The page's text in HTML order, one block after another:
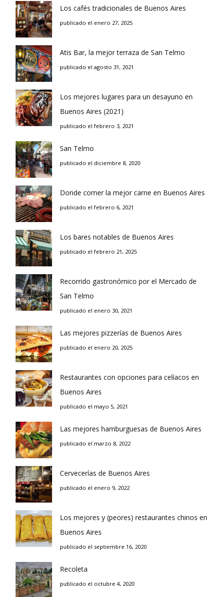
Los cafés tradicionales de Buenos Aires
publicado el enero 27, 2025
Atis Bar, la mejor terraza de San Telmo
publicado el agosto 31, 2021
Los mejores lugares para un desayuno en
Buenos Aires (2021)
publicado el febrero 3, 2021
San Telmo
publicado el diciembre 8, 2020
Donde comer la mejor carne en Buenos Aires
publicado el febrero 6, 2021
Los bares notables de Buenos Aires
publicado el febrero 21, 2025
Recorrido gastronómico por el Mercado de
San Telmo
publicado el enero 30, 2021
Las mejores pizzerías de Buenos Aires
publicado el enero 20, 2025
Restaurantes con opciones para celíacos en
Buenos Aires
publicado el mayo 5, 2021
Las mejores hamburguesas de Buenos Aires
publicado el marzo 8, 2022
Cervecerías de Buenos Aires
publicado el enero 9, 2022
Los mejores y (peores) restaurantes chinos en
Buenos Aires
publicado el septiembre 16, 2020
Recoleta
publicado el octubre 4, 2020